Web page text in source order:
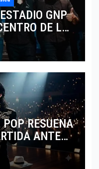
GNP
DE LA
RESUENA
ANTE
EN